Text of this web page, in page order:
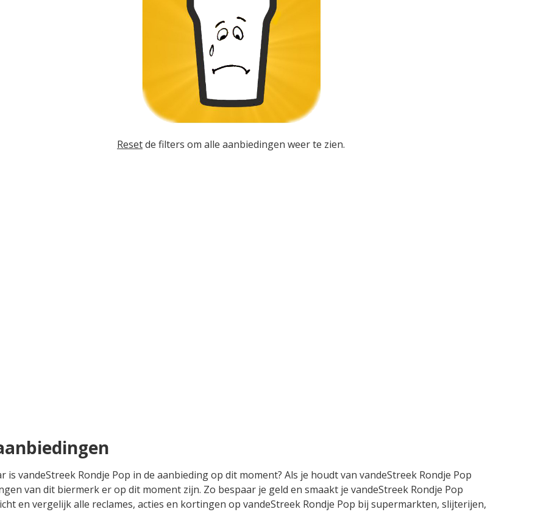
Resetde filters om alle aanbiedingen weer te zien.
vandeStreek Rondje Pop in de aanbieding op dit moment? Als je houdt van vandeStreek Rondje Pop
van dit biermerk er op dit moment zijn. Zo bespaar je geld en smaakt je vandeStreek Rondje Pop
en vergelijk alle reclames, acties en kortingen op vandeStreek Rondje Pop bij supermarkten, slijterijen,